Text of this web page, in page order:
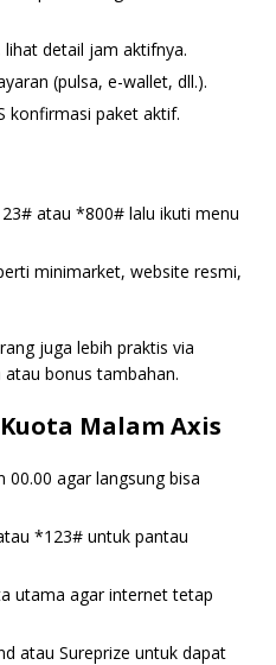
lihat detail jam aktifnya.
(pulsa, e-wallet, dll.).
konfirmasi paket aktif.
atau *800# lalu ikuti menu
minimarket, website resmi,
juga lebih praktis via
bonus tambahan.
Malam Axis
agar langsung bisa
*123# untuk pantau
utama agar internet tetap
atau Sureprize untuk dapat